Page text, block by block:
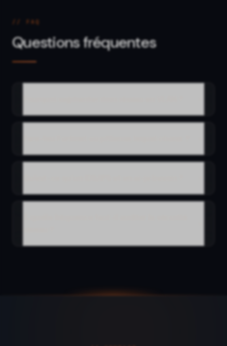
// FAQ
Questions fréquentes